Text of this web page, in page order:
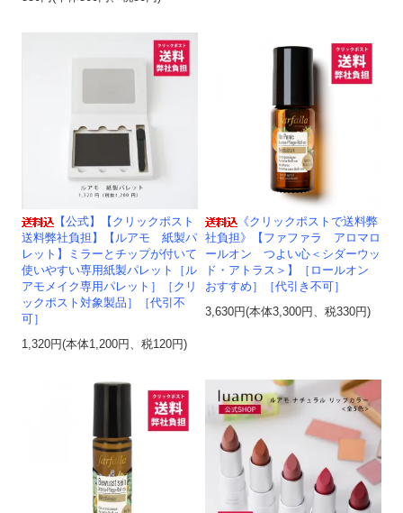
【公式】【クリックポスト
送料弊社負担】【ルアモ 紙製パ
レット】ミラーとチップが付いて
使いやすい専用紙製パレット［ル
アモメイク専用パレット］［クリ
ックポスト対象製品］［代引不
可］
1,320円(本体1,200円、税120円)
《クリックポストで送料弊
社負担》【ファファラ アロマロ
ールオン つよい心＜シダーウッ
ド・アトラス＞】［ロールオン
おすすめ］［代引き不可］
3,630円(本体3,300円、税330円)